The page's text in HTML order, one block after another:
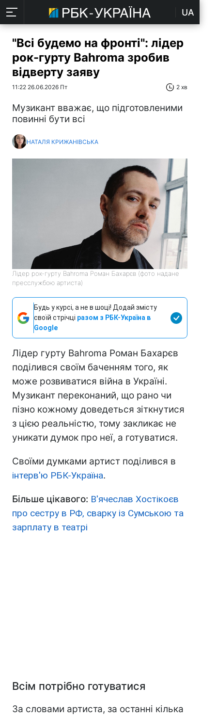
UA
"Всі будемо на фронті": лідер
рок-гурту Bahromа зробив
відверту заяву
11:22 26.06.2026 Пт 2 хв
Музикант вважає, що підготовленими
повинні бути всі
НАТАЛЯ КРИЖАНІВСЬКА
Лідер рок-гурту Bahroma Роман Бахарєв (фото надане
пресслужбою артиста)
Будь у курсі, а не в шоці! Додай змісту
своїй стрічці разом з РБК-Україна в
Google
Лідер гурту Bahroma Роман Бахарєв
поділився своїм баченням того, як
може розвиватися війна в Україні.
Музикант переконаний, що рано чи
пізно кожному доведеться зіткнутися
з цією реальністю, тому закликає не
уникати думок про неї, а готуватися.
Своїми думками артист поділився в
інтерв'ю РБК-Україна.
Більше цікавого: В'ячеслав Хостікоєв
про сестру в РФ, сварку із Сумською та
зарплату в театрі
Всім потрібно готуватися
За словами артиста, за останні кілька